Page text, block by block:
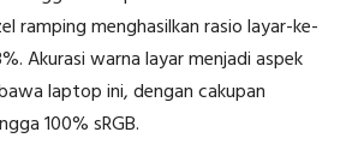
ramping menghasilkan rasio layar-ke-
Akurasi warna layar menjadi aspek
laptop ini, dengan cakupan
100% sRGB.